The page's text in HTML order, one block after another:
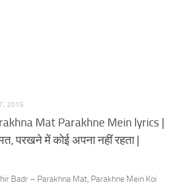
2015
Mat Parakhne Mein lyrics |
परखने में कोई अपना नहीं रहता |
Badr – Parakhna Mat, Parakhne Mein Koi